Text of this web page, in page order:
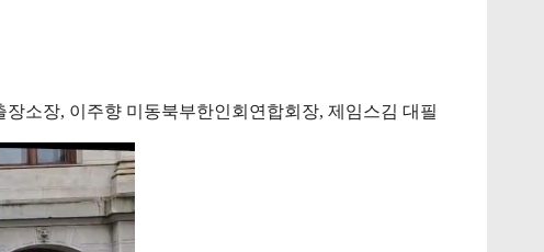
소장, 이주향 미동북부한인회연합회장, 제임스김 대필